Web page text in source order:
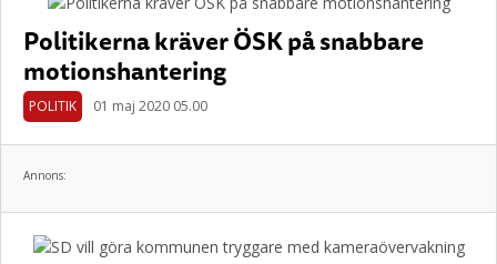
Politikerna kräver ÖSK på snabbare
motionshantering
POLITIK 01 maj 2020 05.00
Annons: